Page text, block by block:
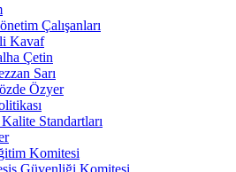
Çalışanları
Kavaf
Çetin
Sarı
Özyer
Kalite Standartları
Komitesi
Güvenliği Komitesi